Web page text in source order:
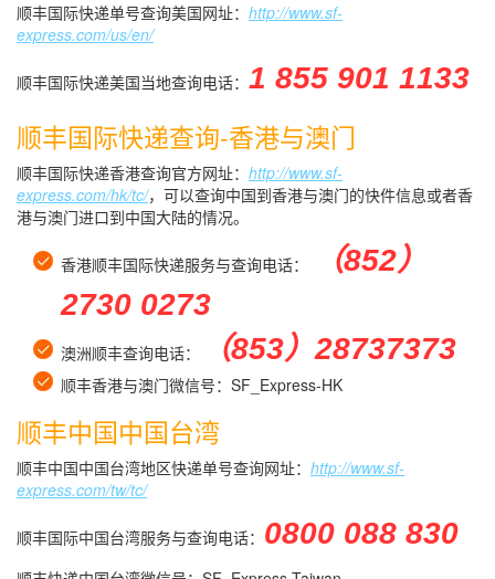
顺丰国际快递单号查询美国网址： http://www.sf-
express.com/us/en/
顺丰国际快递美国当地查询电话： 1 855 901 1133
顺丰国际快递查询-香港与澳门
顺丰国际快递香港查询官方网址： http://www.sf-
express.com/hk/tc/，可以查询中国到香港与澳门的快件信息或者香
港与澳门进口到中国大陆的情况。
香港顺丰国际快递服务与查询电话：
（852）
2730 0273
澳洲顺丰查询电话： （853）28737373
顺丰香港与澳门微信号：SF_Express-HK
顺丰中国中国台湾
顺丰中国中国台湾地区快递单号查询网址： http://www.sf-
express.com/tw/tc/
顺丰国际中国台湾服务与查询电话： 0800 088 830